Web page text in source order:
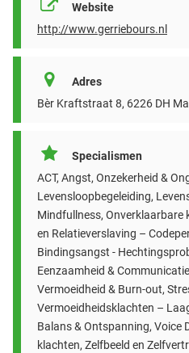
Website
http://www.gerriebours.nl
Adres
Bèr Kraftstraat 8, 6226 DH
Specialismen
ACT, Angst, Onzekerheid &
Levensloopbegeleiding,
Mindfullness, Onverklaarbare
en Relatieverslaving –
Bindingsangst -
Eenzaamheid &
Vermoeidheid & Burn-out,
Vermoeidheidsklachten –
Balans & Ontspanning, Voice
klachten, Zelfbeeld en